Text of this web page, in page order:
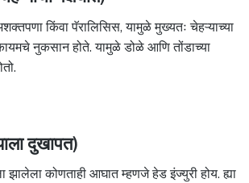
किंवा पॅरालिसिस, यामुळे मुख्यतः चेहऱ्याच्या
कायमचे नुकसान होते. यामुळे डोळे आणि तोंडाच्या
दुखापत)
झालेला कोणताही आघात म्हणजे हेड इंज्युरी होय. ह्या